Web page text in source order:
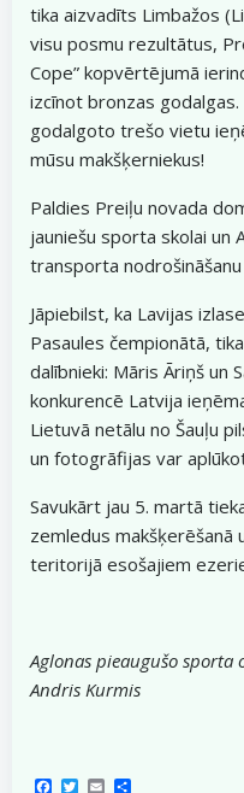
tika aizvadīts Limbažos
visu posmu rezultātus,
Cope” kopvērtējumā
izcīnot bronzas
godalgoto trešo vietu
mūsu makšķerniekus!
Paldies Preiļu novada
jauniešu sporta skolai un
transporta
Jāpiebilst, ka Lavijas
Pasaules čempionātā,
dalībnieki: Māris Āriņš un
konkurencē Latvija
Lietuvā netālu no Šauļu
un fotogrāfijas var
Savukārt jau 5. martā
zemledus makšķerēšanā
teritorijā esošajiem
Aglonas pieaugušo sporta
Andris Kurmis